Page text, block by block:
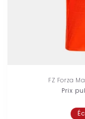
FZ Forza
Prix